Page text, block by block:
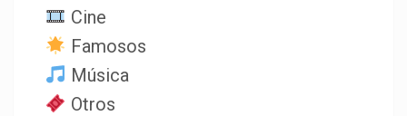
Cine
Famosos
Música
Otros